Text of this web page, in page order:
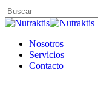
Skip
to
content
Close
Menu
Nosotros
Servicios
Contacto